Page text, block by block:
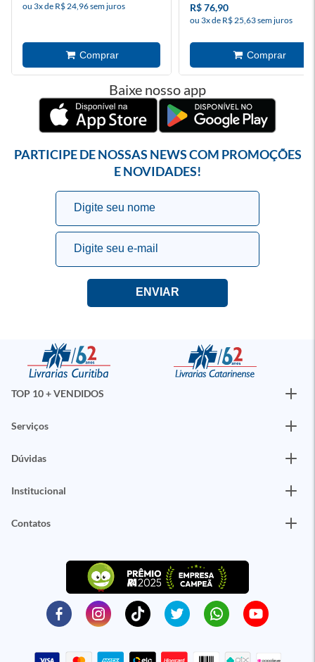
ou 3x de R$ 24,96 sem juros R$ 76,90
ou 3x de R$ 25,63 sem juros
Baixe nosso app
PARTICIPE DE NOSSAS NEWS COM PROMOÇÕES
E NOVIDADES!
TOP 10 + VENDIDOS
Serviços
Dúvidas
Institucional
Contatos